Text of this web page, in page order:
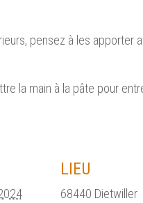
pensez à les apporter
la main à la pâte pour
LIEU
68440 Dietwiller